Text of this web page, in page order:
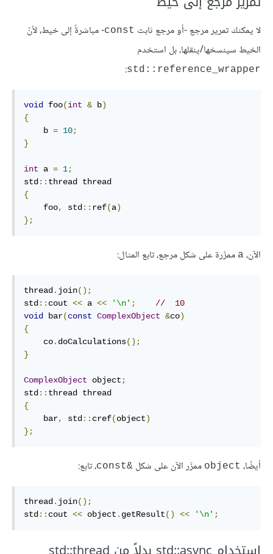
لا يمكنك تمرير مرجع -أو مرجع ثابت ‎const‎- مباشرةً إلى خيط، لأنّ
الخيط سينسخها/ينقلها، بل استخدم
‎std::reference_wrapper‎
:
void foo(int & b)
{
    b
= 10;
}
int a = 1;
std::
{
    foo
, std:: ref(a)
};
الآن، a ممرَّرة على شكل مرجع، تابع المثال:
thread. join();
std:: cout << a << '\n' ;
//  10
void bar(const ComplexObject &co)
{
    co
. doCalculations();
}
ComplexObject object;
std::
{
    bar
, std:: cref(object)
};
أيضًا، object ممرَّر الآن على شكل &const ، تابع:
thread. join();
std:: cout << object . getResult() << '\n' ;